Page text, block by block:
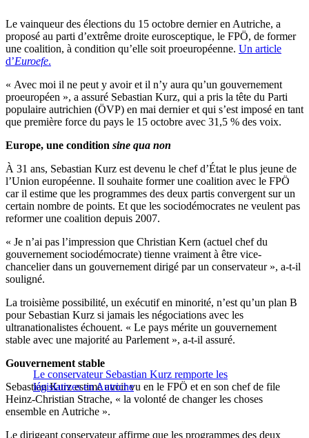
Le vainqueur des élections du 15 octobre dernier en Autriche, a
proposé au parti d’extrême droite eurosceptique, le FPÖ, de former
une coalition, à condition qu’elle soit proeuropéenne. Un article
d’Euroefe.
« Avec moi il ne peut y avoir et il n’y aura qu’un gouvernement
proeuropéen », a assuré Sebastian Kurz, qui a pris la tête du Parti
populaire autrichien (ÖVP) en mai dernier et qui s’est imposé en tant
que première force du pays le 15 octobre avec 31,5 % des voix.
Europe, une condition sine qua non
À 31 ans, Sebastian Kurz est devenu le chef d’État le plus jeune de
l’Union européenne. Il souhaite former une coalition avec le FPÖ
car il estime que les programmes des deux partis convergent sur un
certain nombre de points. Et que les sociodémocrates ne veulent pas
reformer une coalition depuis 2007.
« Je n’ai pas l’impression que Christian Kern (actuel chef du
gouvernement sociodémocrate) tienne vraiment à être vice-
chancelier dans un gouvernement dirigé par un conservateur », a-t-il
souligné.
La troisième possibilité, un exécutif en minorité, n’est qu’un plan B
pour Sebastian Kurz si jamais les négociations avec les
ultranationalistes échouent. « Le pays mérite un gouvernement
stable avec une majorité au Parlement », a-t-il assuré.
Le conservateur Sebastian Kurz remporte les
législatives en Autriche
Gouvernement stable
Sebastian Kurz estime avoir vu en le FPÖ et en son chef de file
Heinz-Christian Strache, « la volonté de changer les choses
ensemble en Autriche ».
Le dirigeant conservateur affirme que les programmes des deux